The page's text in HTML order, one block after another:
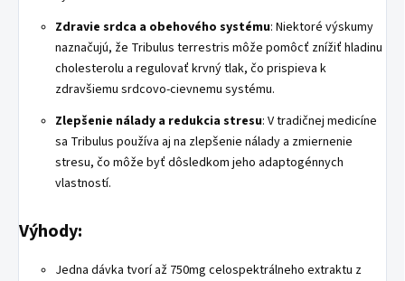
Zdravie srdca a obehového systému: Niektoré výskumy
naznačujú, že Tribulus terrestris môže pomôcť znížiť hladinu
cholesterolu a regulovať krvný tlak, čo prispieva k
zdravšiemu srdcovo-cievnemu systému.
Zlepšenie nálady a redukcia stresu: V tradičnej medicíne
sa Tribulus používa aj na zlepšenie nálady a zmiernenie
stresu, čo môže byť dôsledkom jeho adaptogénnych
vlastností.
Výhody:
Jedna dávka tvorí až 750mg celospektrálneho extraktu z